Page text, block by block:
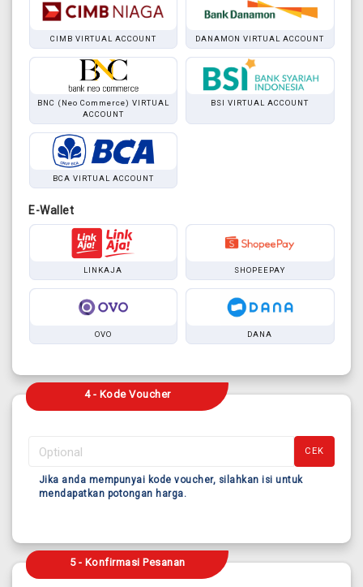
CIMB VIRTUAL ACCOUNT DANAMON VIRTUAL ACCOUNT
BNC (Neo Commerce) VIRTUAL
ACCOUNT
BSI VIRTUAL ACCOUNT
BCA VIRTUAL ACCOUNT
E-Wallet
LINKAJA SHOPEEPAY
OVO DANA
4 - Kode Voucher
CEK
Jika anda mempunyai kode voucher, silahkan isi untuk
mendapatkan potongan harga.
5 - Konfirmasi Pesanan